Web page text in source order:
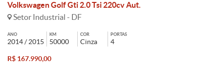
Volkswagen Golf Gti 2.0 Tsi 220cv Aut.
Setor Industrial - DF
ANO
2014 / 2015
KM
50000
COR
Cinza
PORTAS
4
R$ 167.990,00